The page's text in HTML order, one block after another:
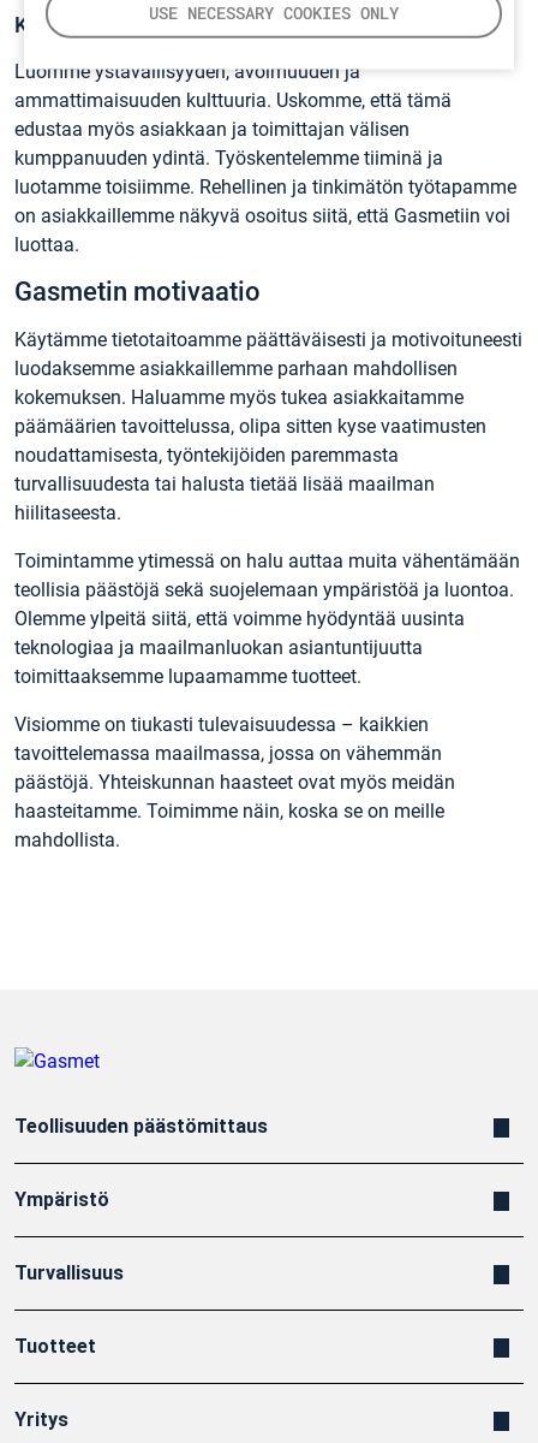
USE NECESSARY COOKIES ONLY
Kaikessa on kyse tiimityöstä ja luottamuksesta.
Luomme ystävällisyyden, avoimuuden ja
ammattimaisuuden kulttuuria. Uskomme, että tämä
edustaa myös asiakkaan ja toimittajan välisen
kumppanuuden ydintä. Työskentelemme tiiminä ja
luotamme toisiimme. Rehellinen ja tinkimätön työtapamme
on asiakkaillemme näkyvä osoitus siitä, että Gasmetiin voi
luottaa.
Gasmetin motivaatio
Käytämme tietotaitoamme päättäväisesti ja motivoituneesti
luodaksemme asiakkaillemme parhaan mahdollisen
kokemuksen. Haluamme myös tukea asiakkaitamme
päämäärien tavoittelussa, olipa sitten kyse vaatimusten
noudattamisesta, työntekijöiden paremmasta
turvallisuudesta tai halusta tietää lisää maailman
hiilitaseesta.
Toimintamme ytimessä on halu auttaa muita vähentämään
teollisia päästöjä sekä suojelemaan ympäristöä ja luontoa.
Olemme ylpeitä siitä, että voimme hyödyntää uusinta
teknologiaa ja maailmanluokan asiantuntijuutta
toimittaaksemme lupaamamme tuotteet.
Visiomme on tiukasti tulevaisuudessa – kaikkien
tavoittelemassa maailmassa, jossa on vähemmän
päästöjä. Yhteiskunnan haasteet ovat myös meidän
haasteitamme. Toimimme näin, koska se on meille
mahdollista.
Teollisuuden päästömittaus
Ympäristö
Turvallisuus
Tuotteet
Yritys